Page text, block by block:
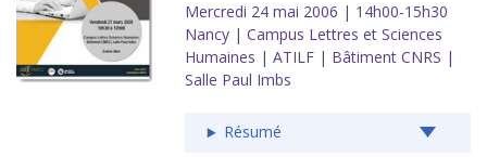
Mercredi 24 mai 2006 | 14h00-15h30
Nancy | Campus Lettres et Sciences
Humaines | ATILF | Bâtiment CNRS |
Salle Paul Imbs
Résumé